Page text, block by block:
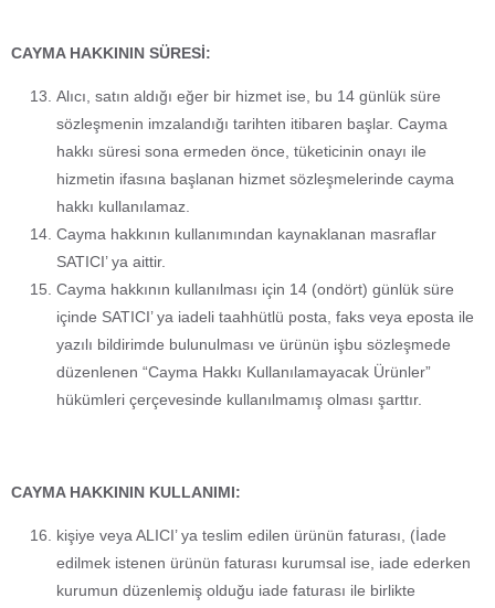
CAYMA HAKKININ SÜRESİ:
Alıcı, satın aldığı eğer bir hizmet ise, bu 14 günlük süre
sözleşmenin imzalandığı tarihten itibaren başlar. Cayma
hakkı süresi sona ermeden önce, tüketicinin onayı ile
hizmetin ifasına başlanan hizmet sözleşmelerinde cayma
hakkı kullanılamaz.
Cayma hakkının kullanımından kaynaklanan masraflar
SATICI’ ya aittir.
Cayma hakkının kullanılması için 14 (ondört) günlük süre
içinde SATICI’ ya iadeli taahhütlü posta, faks veya eposta ile
yazılı bildirimde bulunulması ve ürünün işbu sözleşmede
düzenlenen “Cayma Hakkı Kullanılamayacak Ürünler”
hükümleri çerçevesinde kullanılmamış olması şarttır.
CAYMA HAKKININ KULLANIMI:
kişiye veya ALICI’ ya teslim edilen ürünün faturası, (İade
edilmek istenen ürünün faturası kurumsal ise, iade ederken
kurumun düzenlemiş olduğu iade faturası ile birlikte